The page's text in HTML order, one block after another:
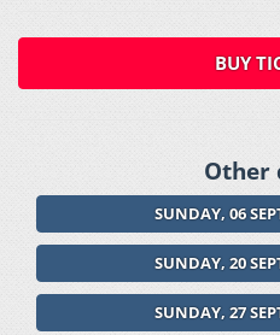
BUY
Other
SUNDAY, 06
SUNDAY, 20
SUNDAY, 27